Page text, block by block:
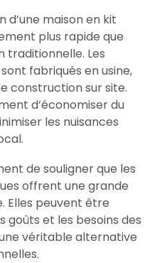
d’une maison en kit
plus rapide que
traditionnelle. Les
fabriqués en usine,
construction sur site.
d’économiser du
les nuisances
de souligner que les
offrent une grande
Elles peuvent être
goûts et les besoins des
véritable alternative